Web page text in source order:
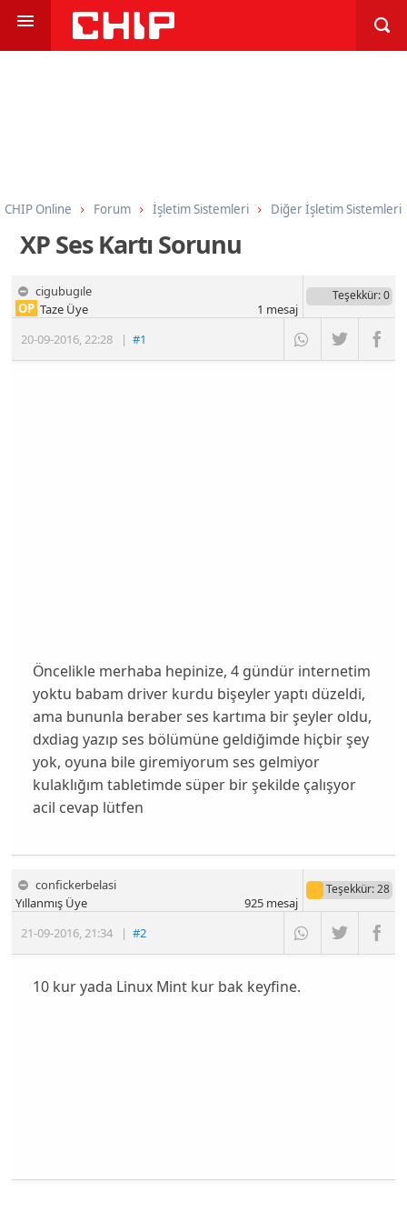
CHIP Online Forum İşletim Sistemleri Diğer İşletim Sistemleri
XP Ses Kartı Sorunu
cigubugıle
20-09-2016,22:28 |#1
OP Taze Üye
Teşekkür: 0
1 mesaj
Öncelikle merhaba hepinize, 4 gündür internetim
yoktu babam driver kurdu bişeyler yaptı düzeldi,
ama bununla beraber ses kartıma bir şeyler oldu,
dxdiag yazıp ses bölümüne geldiğimde hiçbir şey
yok, oyuna bile giremiyorum ses gelmiyor
kulaklığım tabletimde süper bir şekilde çalışyor
acil cevap lütfen
confickerbelasi
21-09-2016,21:34 |#2
Yıllanmış Üye
Teşekkür: 28
925mesaj
10 kur yada Linux Mint kur bak keyfine.